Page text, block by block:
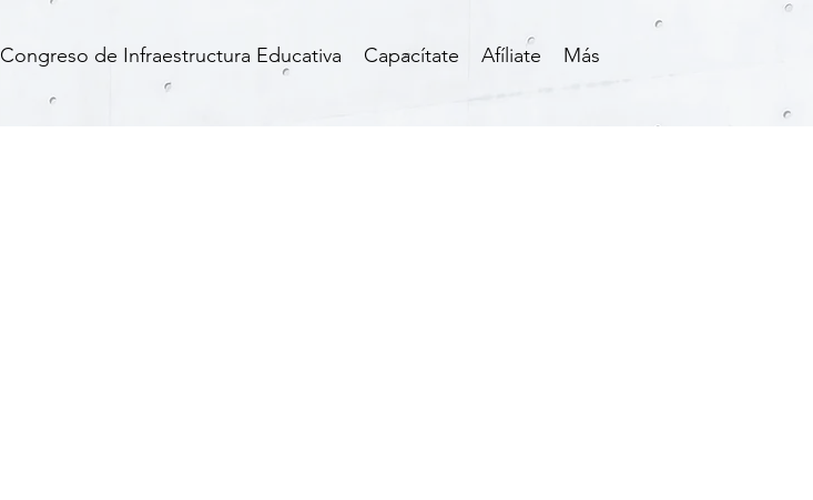
Congreso de Infraestructura Educativa Capacítate Afíliate Más